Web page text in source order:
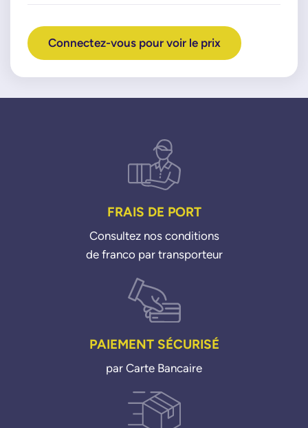
Connectez-vous pour voir le prix
FRAIS DE PORT
Consultez nos conditions
de franco par transporteur
PAIEMENT SÉCURISÉ
par Carte Bancaire